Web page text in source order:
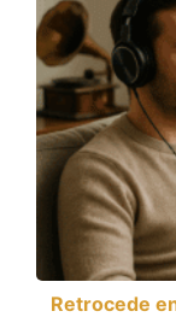
Retrocede